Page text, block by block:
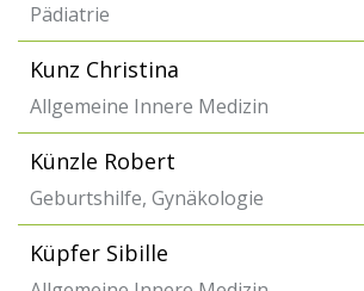
Pädiatrie
Kunz Christina
Allgemeine Innere Medizin
Künzle Robert
Geburtshilfe, Gynäkologie
Küpfer Sibille